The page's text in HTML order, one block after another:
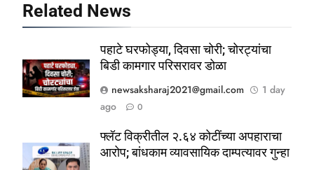
Related News
पहाटे घरफोड्या, दिवसा चोरी; चोरट्यांचा
बिडी कामगार परिसरावर डोळा
newsaksharaj2021@gmail.com
1 day
ago
0
फ्लॅट विक्रीतील २.६४ कोटींच्या अपहाराचा
आरोप; बांधकाम व्यावसायिक दाम्पत्यावर गुन्हा